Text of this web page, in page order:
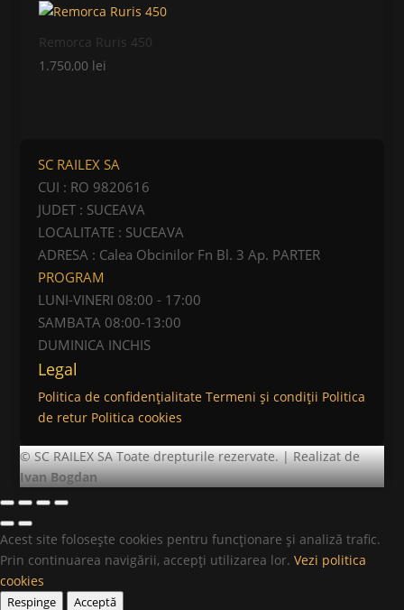
Remorca Ruris 450
1.750,00 lei
SC RAILEX SA
CUI : RO 9820616
JUDET : SUCEAVA
LOCALITATE : SUCEAVA
ADRESA : Calea Obcinilor Fn Bl. 3 Ap. PARTER
PROGRAM
LUNI-VINERI 08:00 - 17:00
SAMBATA 08:00-13:00
DUMINICA INCHIS
Legal
Politica de confidențialitate Termeni și condiții Politica
de retur Politica cookies
©SC RAILEX SA Toate drepturile rezervate.|Realizat de
Ivan Bogdan
Acest site folosește cookies pentru funcționare și analiză trafic.
Prin continuarea navigării, accepți utilizarea lor. Vezi politica
cookies
Respinge Acceptă